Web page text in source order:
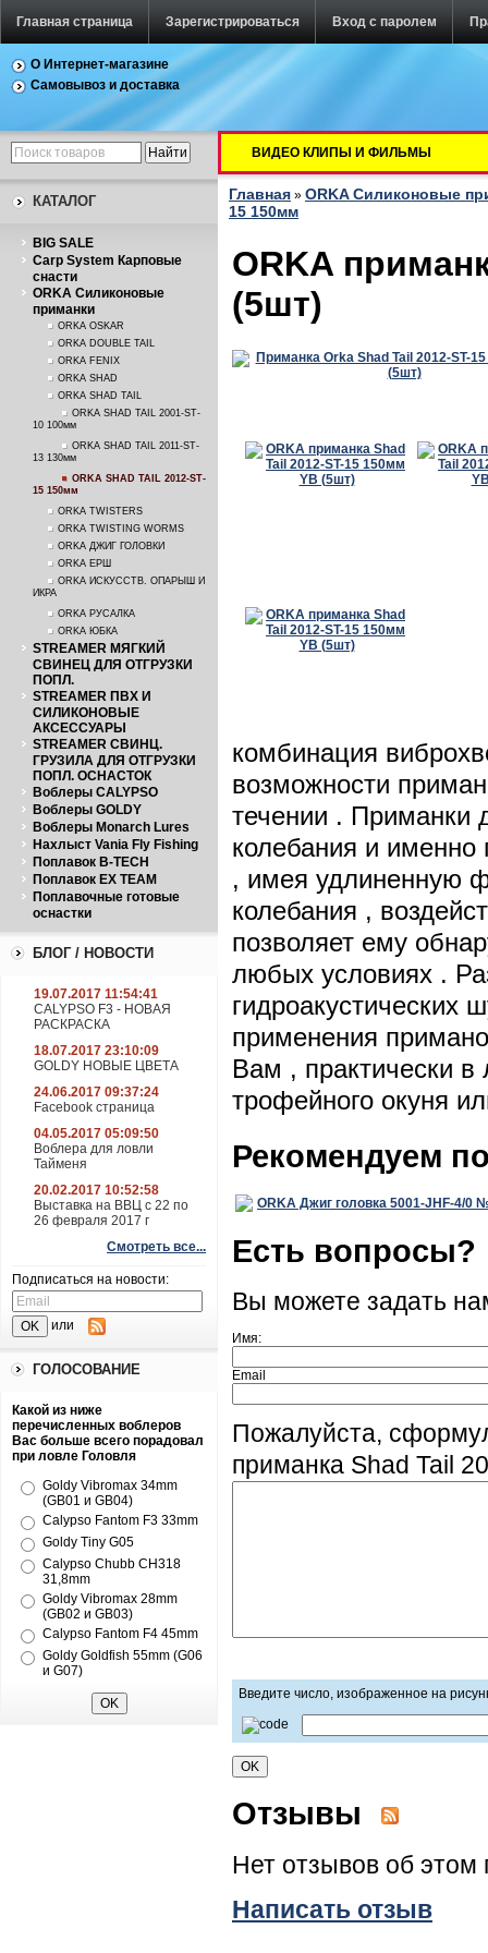
Главная страница Зарегистрироваться Вход с паролем
О Интернет-магазине
Самовывоз и доставка
КАТАЛОГ
BIG SALE
Carp System Карповые
снасти
ORKA Силиконовые
приманки
ORKA OSKAR
ORKA DOUBLE TAIL
ORKA FENIX
ORKA SHAD
ORKA SHAD TAIL
ORKA SHAD TAIL 2001-ST-
10 100мм
ORKA SHAD TAIL 2011-ST-
13 130мм
ORKA SHAD TAIL 2012-ST-
15 150мм
ORKA TWISTERS
ORKA TWISTING WORMS
ORKA ДЖИГ ГОЛОВКИ
ORKA ЕРШ
ORKA ИСКУССТВ. ОПАРЫШ И
ИКРА
ORKA РУСАЛКА
ORKA ЮБКА
STREAMER МЯГКИЙ
СВИНЕЦ ДЛЯ ОТГРУЗКИ
ПОПЛ.
STREAMER ПВХ И
СИЛИКОНОВЫЕ
АКСЕССУАРЫ
STREAMER СВИНЦ.
ГРУЗИЛА ДЛЯ ОТГРУЗКИ
ПОПЛ. ОСНАСТОК
Воблеры CALYPSO
Воблеры GOLDY
Воблеры Monarch Lures
Нахлыст Vania Fly Fishing
Поплавок B-TECH
Поплавок EX TEAM
Поплавочные готовые
оснастки
БЛОГ / НОВОСТИ
19.07.2017 11:54:41
CALYPSO F3 - НОВАЯ
РАСКРАСКА
18.07.2017 23:10:09
GOLDY НОВЫЕ ЦВЕТА
24.06.2017 09:37:24
Facebook страница
04.05.2017 05:09:50
Воблера для ловли
Тайменя
20.02.2017 10:52:58
Выставка на ВВЦ с 22 по
26 февраля 2017 г
Смотреть все...
Подписаться на новости:
или
ГОЛОСОВАНИЕ
Какой из ниже
перечисленных воблеров
Вас больше всего порадовал
при ловле Головля
Goldy Vibromax 34mm
(GB01 и GB04)
Calypso Fantom F3 33mm
Goldy Tiny G05
Calypso Chubb CH318
31,8mm
Goldy Vibromax 28mm
(GB02 и GB03)
Calypso Fantom F4 45mm
Goldy Goldfish 55mm (G06
и G07)
ВИДЕО КЛИПЫ И ФИЛЬМЫ
Главная » ORKA Силиконовые
15 150мм
ORKA
(5шт)
комбинация
возможности
течении .
колебания и именно
, имея удлиненную
колебания ,
позволяет ему
любых условиях .
применения
Вам , практически
трофейного окуня
Рекомендуем
ORKA Джиг головка 5001-JHF-4/0
Есть вопросы?
Вы можете задать
Имя:
Email
Пожалуйста,
приманка Shad Tail
Введите число, изображенное на
Отзывы
Нет отзывов об этом
Написать отзыв